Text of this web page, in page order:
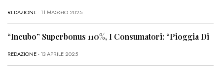
REDAZIONE- 11 MAGGIO 2025
“Incubo” Superbonus 110%, I Consumatori: “Pioggia Di
REDAZIONE- 13 APRILE 2025